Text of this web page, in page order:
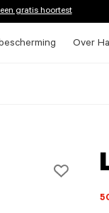
gratis hoortest
Over